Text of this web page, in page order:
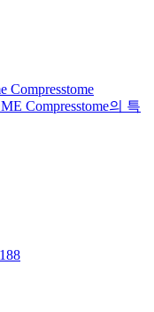
Compresstome
Compresstome의 특